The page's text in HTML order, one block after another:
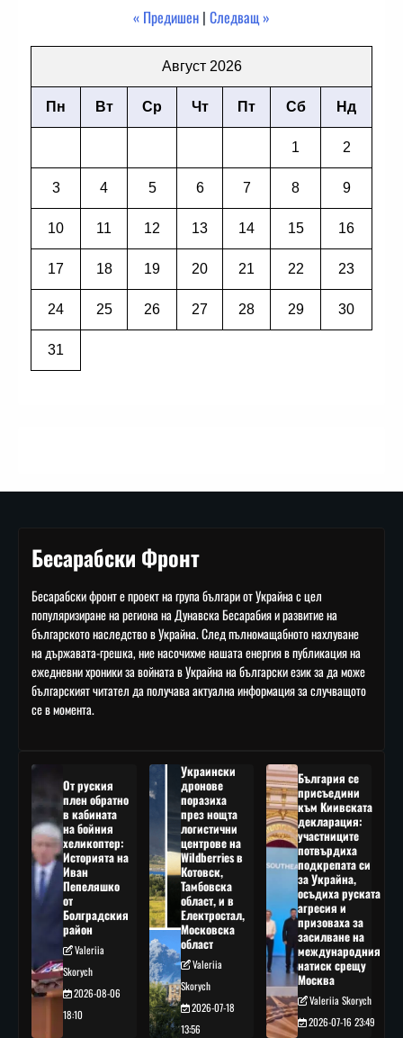
« Предишен | Следващ »
Август 2026
Пн Вт Ср Чт Пт Сб Нд
1 2
3 4 5 6 7 8 9
10 11 12 13 14 15 16
17 18 19 20 21 22 23
24 25 26 27 28 29 30
31
Бесарабски Фронт
Бесарабски фронт е проект на група българи от Украйна с цел
популяризиране на региона на Дунавска Бесарабия и развитие на
българското наследство в Украйна. След пълномащабното нахлуване
на държавата-грешка, ние насочихме нашата енергия в публикация на
ежедневни хроники за войната в Украйна на български език за да може
българският читател да получава актуална информация за случващото
се в момента.
От руския
плен обратно
в кабината
на бойния
хеликоптер:
Историята на
Иван
Пепеляшко
от
Болградския
район
Valeriia
Skorych
2026-08-06
18:10
Украински
дронове
поразиха
през нощта
логистични
центрове на
Wildberries в
Котовск,
Тамбовска
област, и в
Електростал,
Московска
област
Valeriia
Skorych
2026-07-18
13:56
България се
присъедини
към Киивската
декларация:
участниците
потвърдиха
подкрепата си
за Украйна,
осъдиха руската
агресия и
призоваха за
засилване на
международния
натиск срещу
Москва
Valeriia Skorych
2026-07-16 23:49